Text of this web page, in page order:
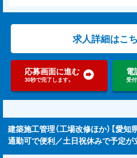
求人詳細はこ
応募画面に進む
30秒で完了します。
電
受
建築施工管理（工場改修ほか）【愛
通勤可で便利／土日祝休みで予定が